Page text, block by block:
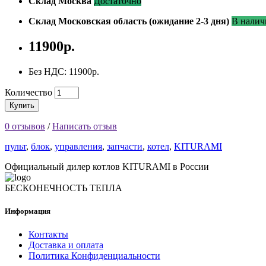
Склад Московская область (ожидание 2-3 дня) В
11900р.
Без НДС: 11900р.
Количество
Купить
0 отзывов /Написать отзыв
пульт, блок, управления, запчасти, котел, KITURAMI
Официальный дилер котлов KITURAMI в России
БЕСКОНЕЧНОСТЬ ТЕПЛА
Информация
Контакты
Доставка и оплата
Политика Конфиденциальности